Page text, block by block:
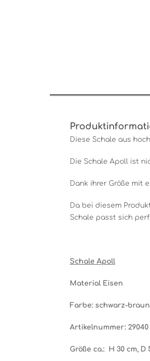
Diese Schale aus
Die Schale Apoll ist
Dank ihrer Größe mit
Da bei diesem
Schale passt sich
Schale Apoll
Material Eisen
Farbe: schwarz-braun
Artikelnummer: 29040
Größe ca.: H 30 cm, D